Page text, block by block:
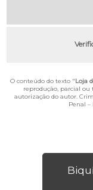
O conteúdo do texto "Loja
reprodução, parcial ou
autorização do autor.
Penal –